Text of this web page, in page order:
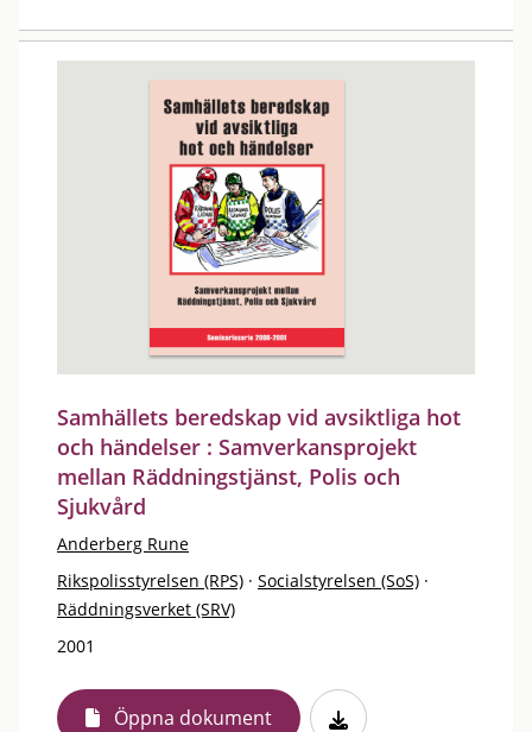
Samhällets beredskap vid avsiktliga hot
och händelser : Samverkansprojekt
mellan Räddningstjänst, Polis och
Sjukvård
Anderberg Rune
Rikspolisstyrelsen (RPS) · Socialstyrelsen (SoS) ·
Räddningsverket (SRV)
2001
Öppna dokument